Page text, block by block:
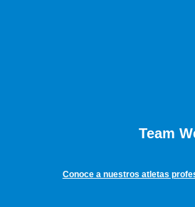
Team
Conoce a nuestros atletas